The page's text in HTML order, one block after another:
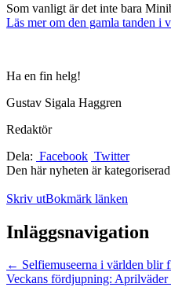
Som vanligt är det inte bara
Läs mer om den gamla tanden i
Ha en fin helg!
Gustav Sigala Haggren
Redaktör
Dela: Facebook Twitter
Den här nyheten är
Skriv utBokmärk länken
Inläggsnavigation
← Selfiemuseerna i världen blir
Veckans fördjupning: Aprilväder